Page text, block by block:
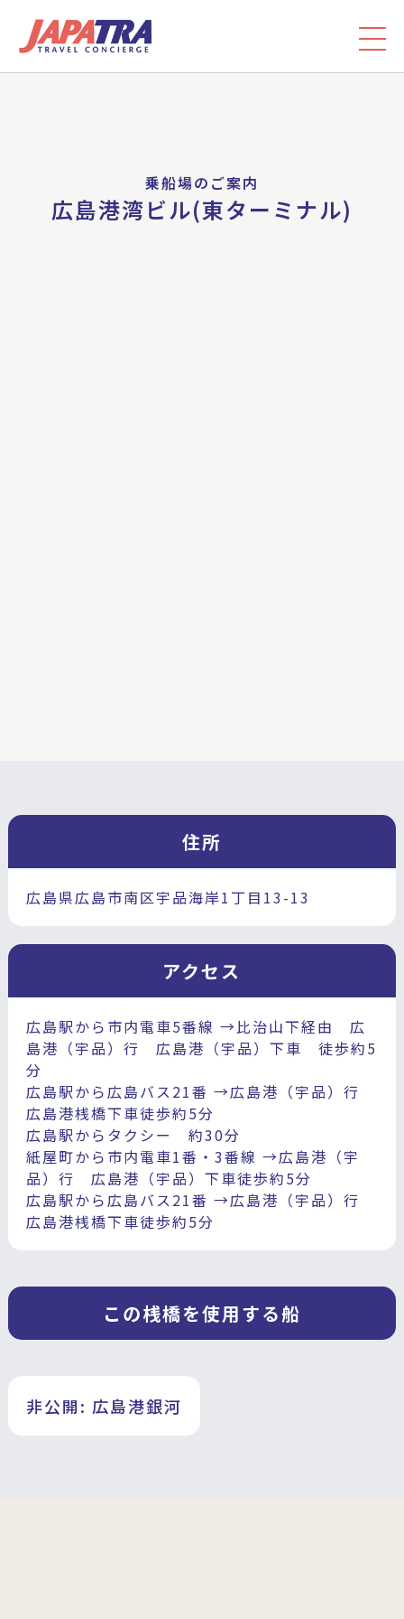
乗船場のご案内
広島港湾ビル(東ターミナル)
住所
広島県広島市南区宇品海岸1丁目13-13
アクセス
広島駅から市内電車5番線 →比治山下経由 広
島港（宇品）行 広島港（宇品）下車 徒歩約5
分
広島駅から広島バス21番 →広島港（宇品）行
広島港桟橋下車徒歩約5分
広島駅からタクシー 約30分
紙屋町から市内電車1番・3番線 →広島港（宇
品）行 広島港（宇品）下車徒歩約5分
広島駅から広島バス21番 →広島港（宇品）行
広島港桟橋下車徒歩約5分
この桟橋を使用する船
非公開: 広島港銀河